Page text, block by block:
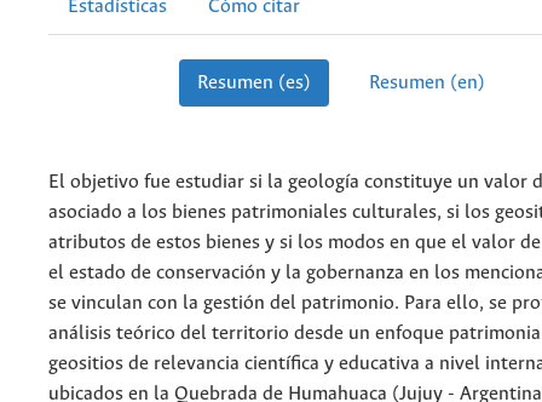
Estadísticas Cómo citar
Resumen (es) Resumen (en)
El objetivo fue estudiar si la geología constituye un valor
asociado a los bienes patrimoniales culturales, si los
atributos de estos bienes y si los modos en que el valor
el estado de conservación y la gobernanza en los
se vinculan con la gestión del patrimonio. Para ello, se
análisis teórico del territorio desde un enfoque
geositios de relevancia científica y educativa a nivel
ubicados en la Quebrada de Humahuaca (Jujuy -